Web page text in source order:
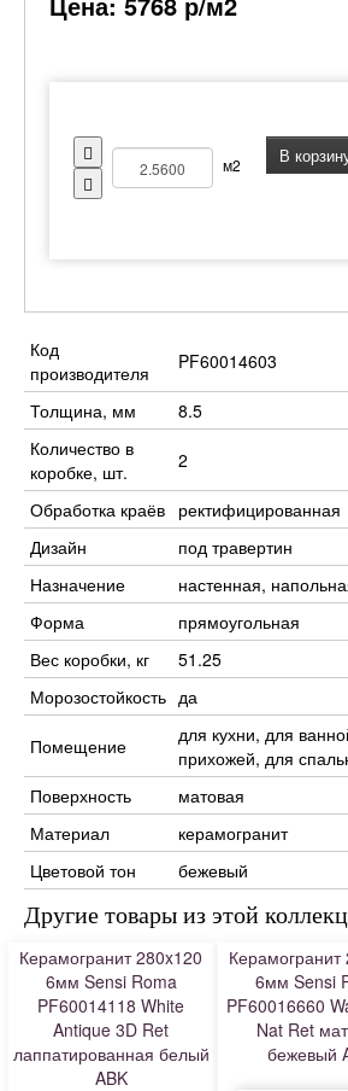
м2 В
Код
производителя
PF60014603
Толщина, мм
8.5
Количество в
коробке, шт.
2
Обработка краёв ректифицированная
Дизайн
под травертин
Назначение
настенная,
Форма
прямоугольная
Вес коробки, кг
51.25
Морозостойкость да
Помещение
для кухни, для
прихожей, для
Поверхность
матовая
Материал
керамогранит
Цветовой тон
бежевый
Другие товары из этой
Керамогранит 280x120
6мм Sensi Roma
PF60014118 White
Antique 3D Ret
лаппатированная белый
ABK
Керамогранит
6мм Sensi
PF60016660
Nat Ret
бежевый